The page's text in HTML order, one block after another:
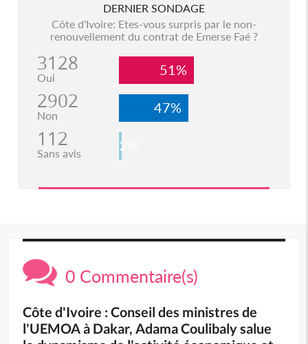
DERNIER SONDAGE
Côte d'Ivoire: Etes-vous surpris par le non-
renouvellement du contrat de Emerse Faé ?
3128
Oui 51%
2902
Non 47%
112
Sans avis 2%
0 Commentaire(s)
Côte d'Ivoire : Conseil des ministres de
l'UEMOA à Dakar, Adama Coulibaly salue